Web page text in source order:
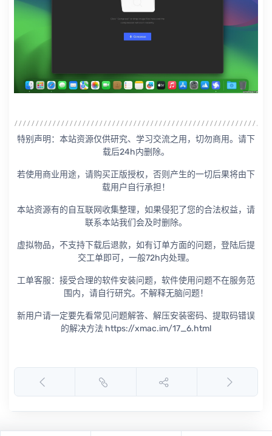
特别声明：本站资源仅供研究、学习交流之用，切勿商用。请下
载后24h内删除。
若使用商业用途，请购买正版授权，否则产生的一切后果将由下
载用户自行承担！
本站资源有的自互联网收集整理，如果侵犯了您的合法权益，请
联系本站我们会及时删除。
虚拟物品，不支持下载后退款，如有订单方面的问题，登陆后提
交工单即可，一般72h内处理。
工单客服：接受合理的软件安装问题，软件使用问题不在服务范
围内，请自行研究。不解释无脑问题！
新用户请一定要先看常见问题解答、解压安装密码、提取码错误
的解决方法 https://xmac.im/17_6.html